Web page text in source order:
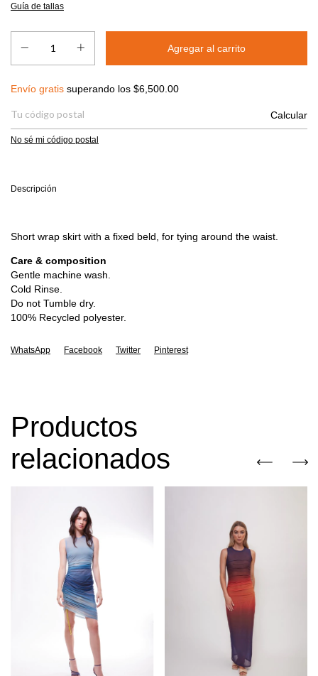
Guía de tallas
Envío gratis $6,500.00
Envío gratis superando los $6,500.00
Calcular
No sé mi código postal
Descripción
Short wrap skirt with a fixed beld, for tying around the waist.
Care & composition
Gentle machine wash.
Cold Rinse.
Do not Tumble dry.
100% Recycled polyester.
WhatsApp Facebook Twitter Pinterest
Productos
relacionados